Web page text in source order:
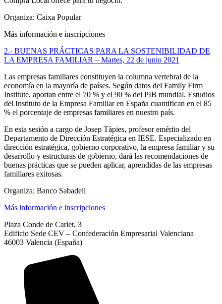
Organiza: Caixa Popular
Más información e inscripciones
2.- BUENAS PRÁCTICAS PARA LA SOSTENIBILIDAD DE
LA EMPRESA FAMILIAR – Martes, 22 de junio 2021
Las empresas familiares constituyen la columna vertebral de la
economía en la mayoría de países. Según datos del Family Firm
Institute, aportan entre el 70 % y el 90 % del PIB mundial. Estudios
del Instituto de la Empresa Familiar en España cuantifican en el 85
% el porcentaje de empresas familiares en nuestro país.
En esta sesión a cargo de Josep Tàpies, profesor emérito del
Departamento de Dirección Estratégica en IESE. Especializado en
dirección estratégica, gobierno corporativo, la empresa familiar y su
desarrollo y estructuras de gobierno, dará las recomendaciones de
buenas prácticas que se pueden aplicar, aprendidas de las empresas
familiares exitosas.
Organiza: Banco Sabadell
Más información e inscripciones
Plaza Conde de Carlet, 3
Edificio Sede CEV – Confederación Empresarial Valenciana
46003 Valencia (España)